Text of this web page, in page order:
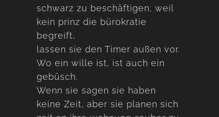
schwarz zu beschäftigen, weil
kein prinz die bürokratie
begreift,
lassen sie den Timer außen vor.
Wo ein wille ist, ist auch ein
gebüsch.
Wenn sie sagen sie haben
keine Zeit, aber sie planen sich